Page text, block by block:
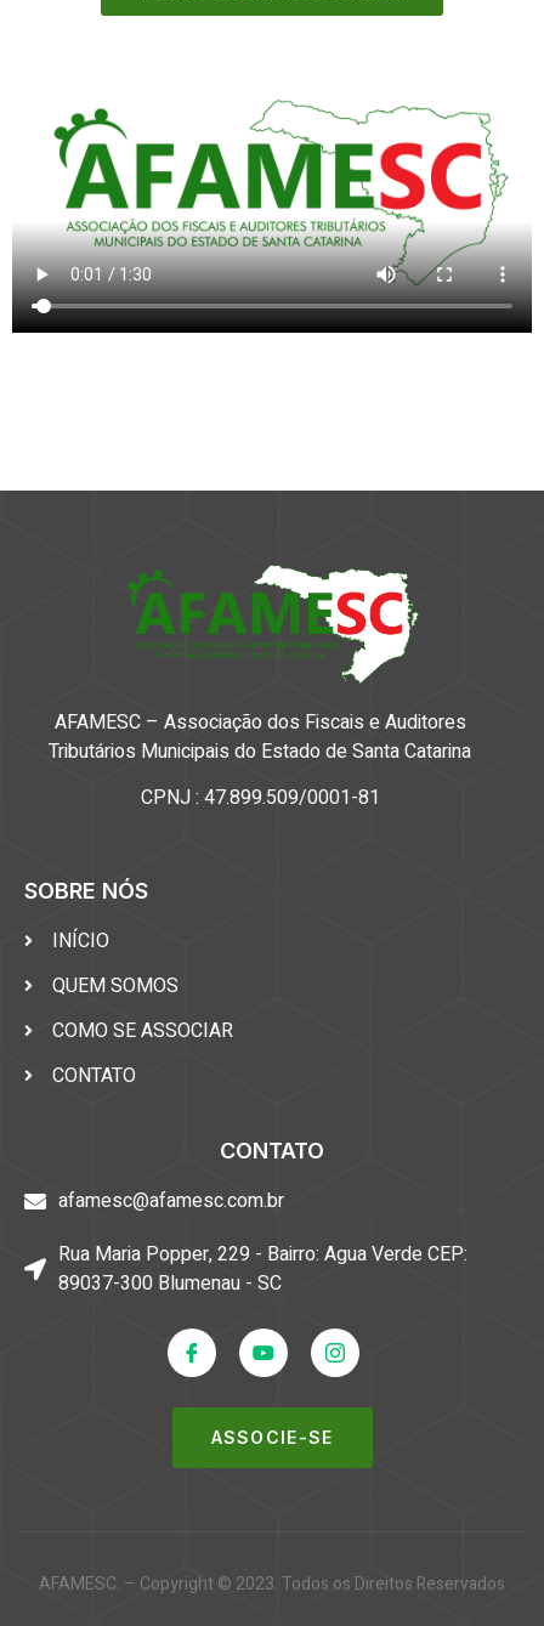
AFAMESC – Associação dos Fiscais e Auditores
Tributários Municipais do Estado de Santa Catarina
CPNJ : 47.899.509/0001-81
SOBRE NÓS
INÍCIO
QUEM SOMOS
COMO SE ASSOCIAR
CONTATO
CONTATO
afamesc@afamesc.com.br
Rua Maria Popper, 229 - Bairro: Agua Verde CEP:
89037-300 Blumenau - SC
ASSOCIE-SE
AFAMESC. – Copyright © 2023. Todos os Direitos Reservados